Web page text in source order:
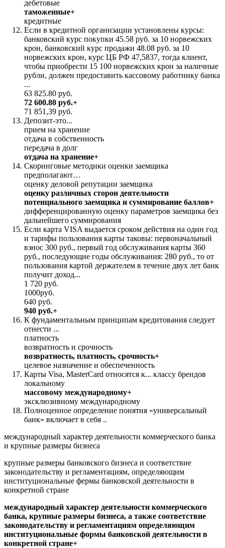
дебетовые
таможенные+
кредитные
Если в кредитной организации установлены курсы:
банковский курс покупки 45.58 руб. за 10 норвежских
крон, банковский курс продажи 48.08 руб. за 10
норвежских крон, курс ЦБ РФ 47,5837, тогда клиент,
чтобы приобрести 15 100 норвежских крон за наличные
рубли, должен предоставить кассовому работнику банка
...
63 825.80 руб.
72 600.80 руб.+
71 851,39 руб.
Депозит-это...
прием на хранение
отдача в собственность
передача в долг
отдача на хранение+
Скоринговые методики оценки заемщика
предполагают…
оценку деловой репутации заемщика
оценку различных сторон деятельности
потенциального заемщика и суммирование баллов+
дифференцированную оценку параметров заемщика без
дальнейшего суммирования
Если карта VISA выдается сроком действия на один год
и тарифы пользования карты таковы: первоначальный
взнос 300 руб., первый год обслуживания карты 360
руб., последующие годы обслуживания: 280 руб., то от
пользования картой держателем в течение двух лет банк
получит доход...
1 720 руб.
1000руб.
640 руб.
940 руб.+
К фундаментальным принципам кредитования следует
отнести ...
платность
возвратность и срочность
возвратность, платность, срочность+
целевое назначение и обеспеченность
Карты Visa, MasterCard относятся к... классу брендов
локальному
массовому международному+
эксклюзивному международному
Полноценное определение понятия «универсальный
банк» включает в себя ..
международный характер деятельности коммерческого банка
и крупные размеры бизнеса
крупные размеры банковского бизнеса и соответствие
законодательству и регламентациям, определяющим
институциональные фермы банковской деятельности в
конкретной стране
международный характер деятельности коммерческого
банка, крупные размеры бизнеса, а также соответствие
законодательству и регламентациям определяющим
институциональные формы банковской деятельности в
конкретной стране+